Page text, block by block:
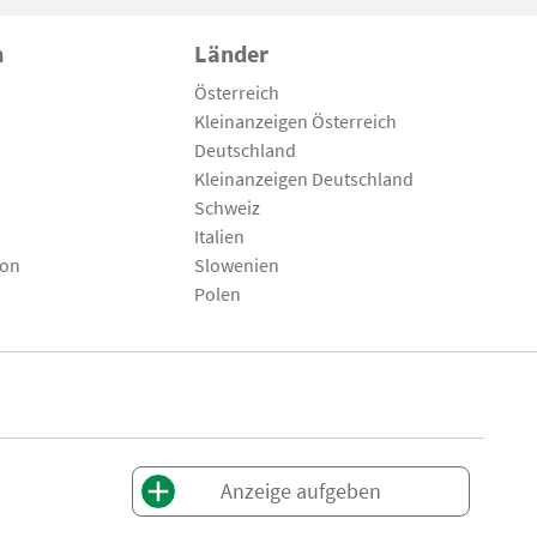
Länder
Österreich
Kleinanzeigen Österreich
Deutschland
Kleinanzeigen Deutschland
Schweiz
Italien
Slowenien
Polen
Anzeige aufgeben